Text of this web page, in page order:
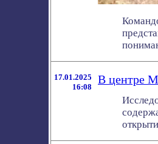
17.01.2025
16:08
В центре